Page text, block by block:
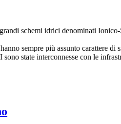
schemi idrici denominati
sempre più assunto carattere
state interconnesse con le